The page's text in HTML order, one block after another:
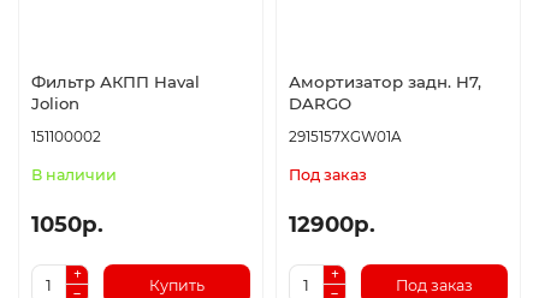
Фильтр АКПП Haval
Jolion
151100002
В наличии
1050р.
Купить
Амортизатор задн. H7,
DARGO
2915157XGW01A
Под заказ
12900р.
Под заказ